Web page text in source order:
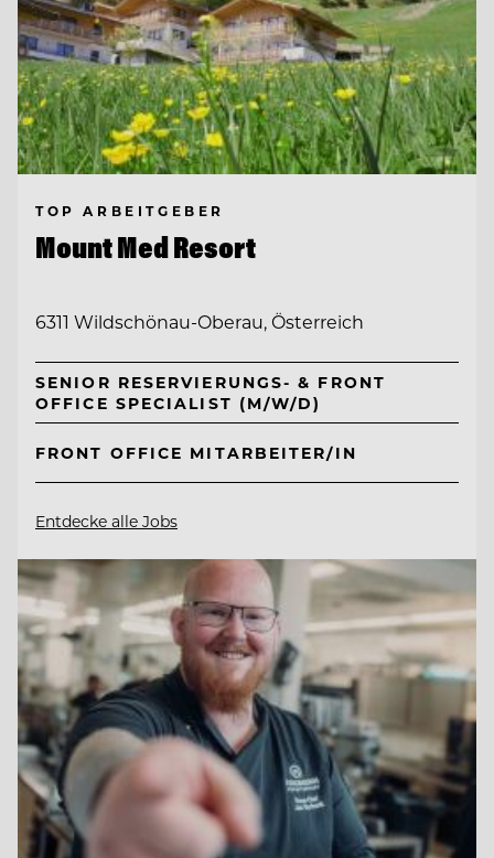
TOP ARBEITGEBER
Mount Med Resort
6311 Wildschönau-Oberau, Österreich
SENIOR RESERVIERUNGS- & FRONT
OFFICE SPECIALIST (M/W/D)
FRONT OFFICE MITARBEITER/IN
Entdecke alle Jobs